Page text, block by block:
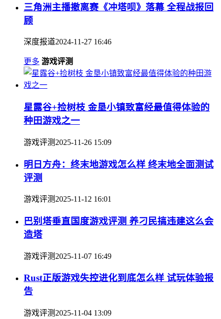
三角洲主播撤离赛《冲塔呗》落幕 全程战报回
顾
深度报道2024-11-27 16:46
更多 游戏评测
星露谷+捡树枝 金垦小镇致富经最值得体验的
种田游戏之一
游戏评测 2025-11-26 15:09
明日方舟：终末地游戏怎么样 终末地全面测试
评测
游戏评测 2025-11-12 16:01
巴别塔垂直国度游戏评测 养刁民搞违建这么会
造塔
游戏评测 2025-11-07 16:49
Rust正版游戏失控进化到底怎么样 试玩体验报
告
游戏评测 2025-11-04 13:09